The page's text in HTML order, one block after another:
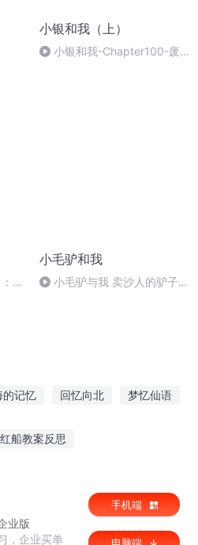
小银和我（上）
小银和我-Chapter100-废弃
精
小毛驴和我
小毛驴与我 卖沙人的驴子
的记忆 回忆向北 梦忆仙语
船教案反思
业版
，企业买单
手机端